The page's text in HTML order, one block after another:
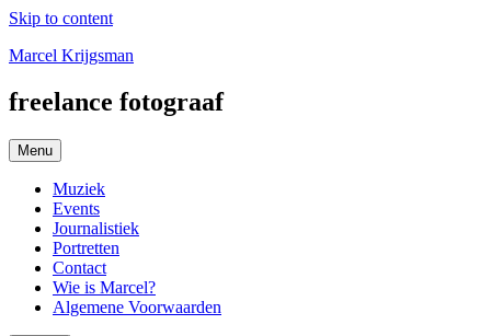
Skip to content
Marcel Krijgsman
freelance fotograaf
Menu
Muziek
Events
Journalistiek
Portretten
Contact
Wie is Marcel?
Algemene Voorwaarden